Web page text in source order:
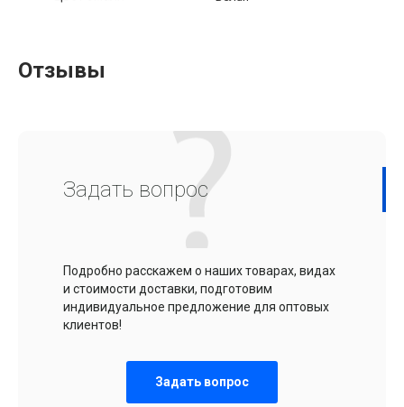
Отзывы
Задать вопрос
Подробно расскажем о наших товарах, видах
и стоимости доставки, подготовим
индивидуальное предложение для оптовых
клиентов!
Задать вопрос